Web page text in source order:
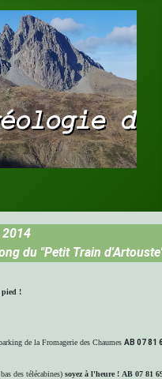
2014
du "Petit Train
pied !
de la Fromagerie des Chaumes AB 07 81
des télécabines) soyez à l'heure ! AB 07 81